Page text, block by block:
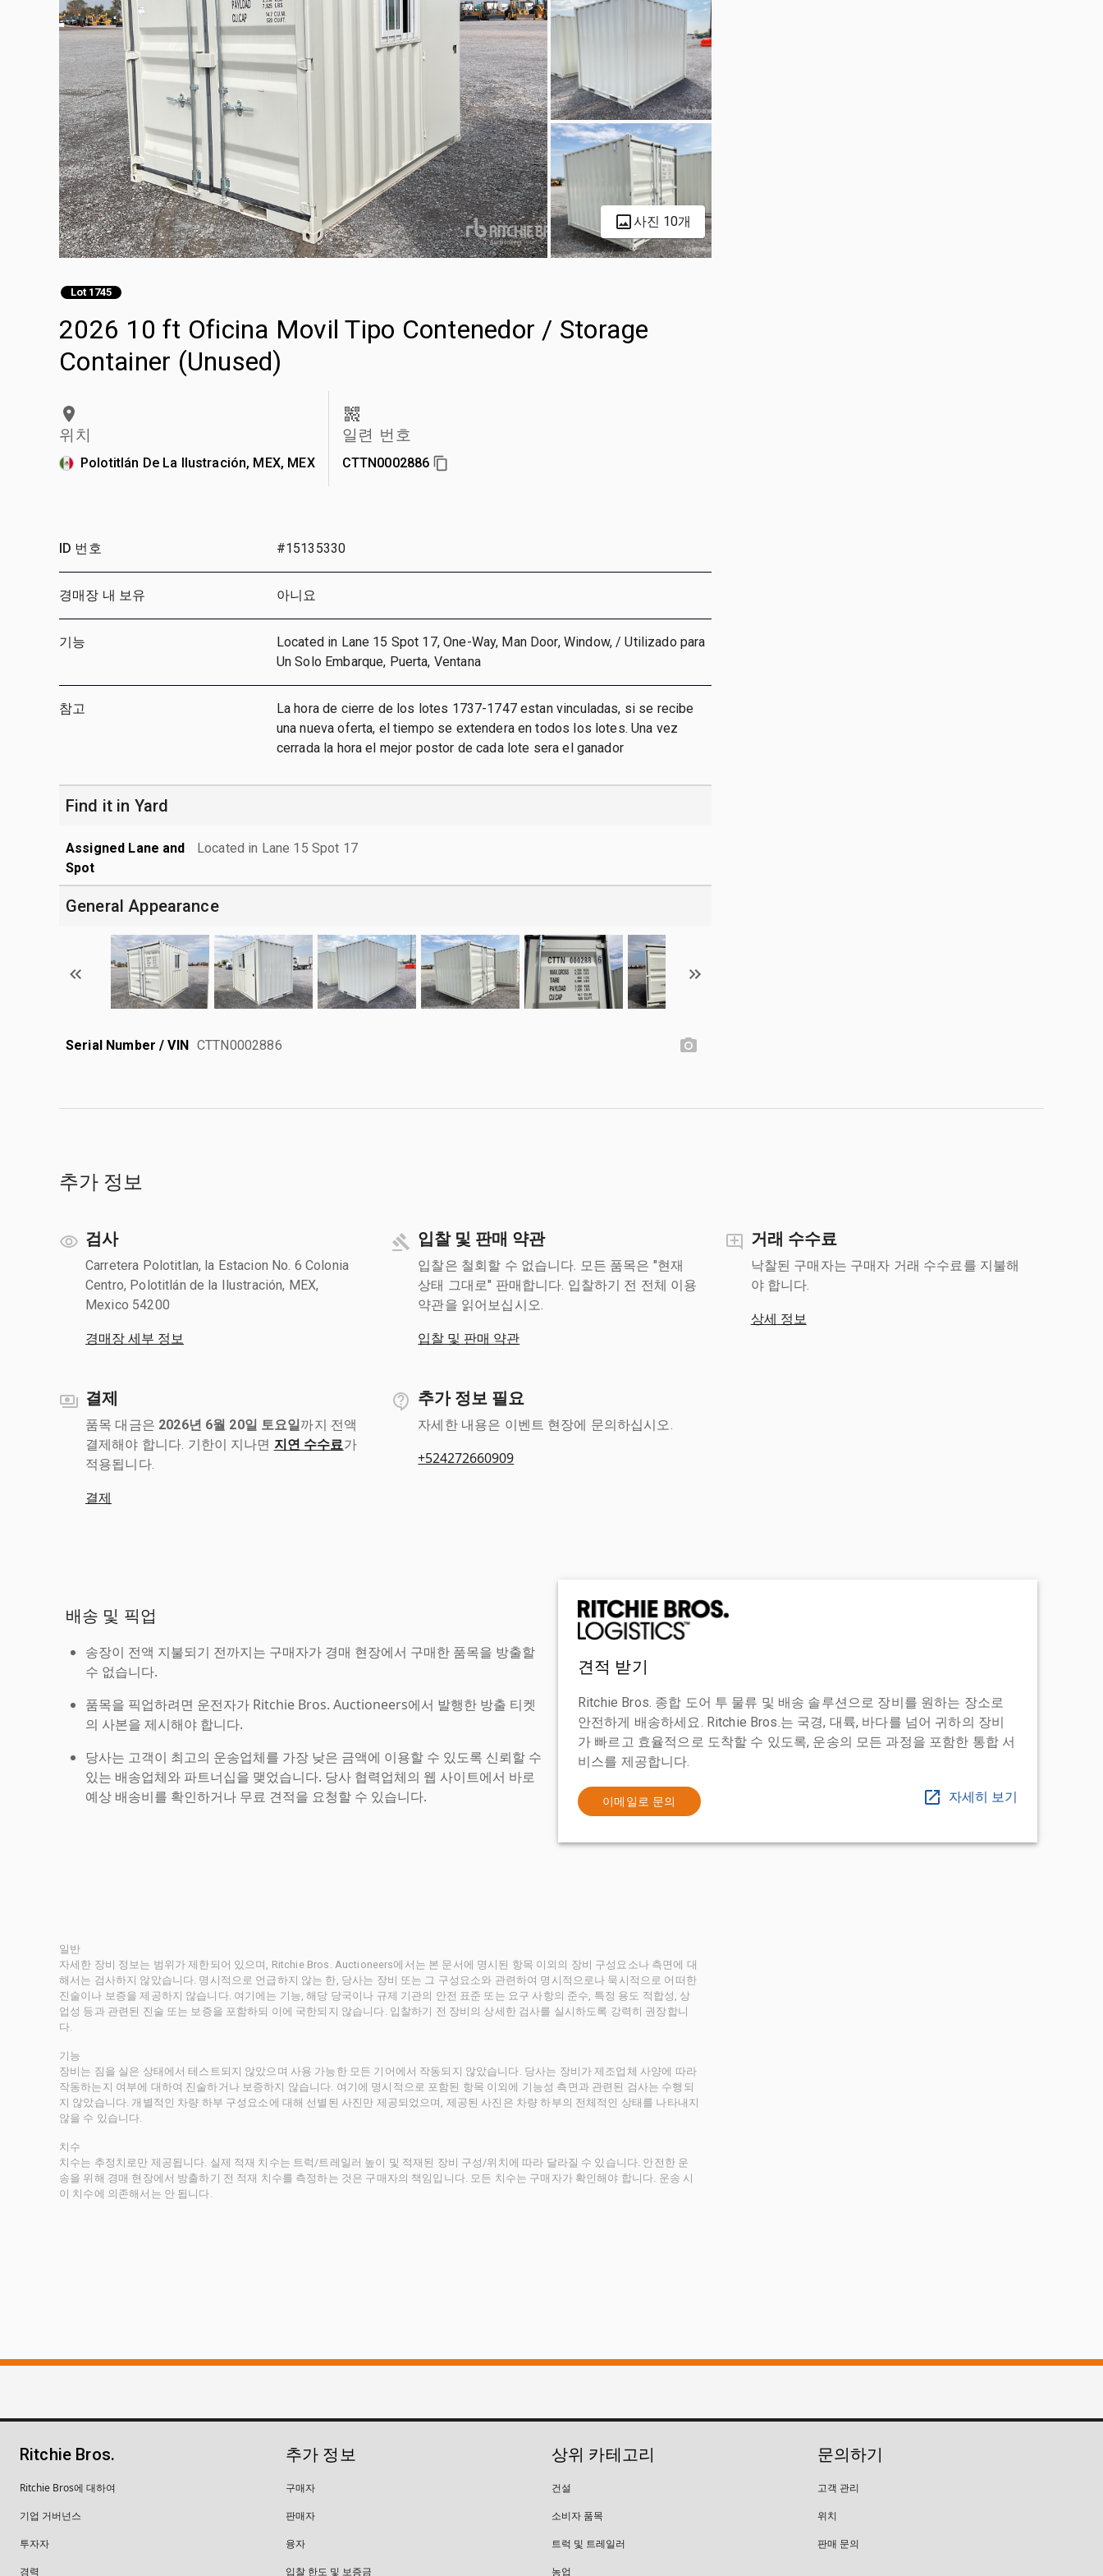
사진 10개
Lot 1745
2026 10 ft Oficina Movil Tipo Contenedor / Storage
Container (Unused)
위치
Polotitlán De La Ilustración, MEX, MEX
일련 번호
CTTN0002886
ID 번호 #15135330
경매장 내 보유 아니요
기능
Located in Lane 15 Spot 17, One-Way, Man Door, Window, / Utilizado para
Un Solo Embarque, Puerta, Ventana
참고
La hora de cierre de los lotes 1737-1747 estan vinculadas, si se recibe
una nueva oferta, el tiempo se extendera en todos los lotes. Una vez
cerrada la hora el mejor postor de cada lote sera el ganador
Find it in Yard
Assigned Lane and
Spot
Located in Lane 15 Spot 17
General Appearance
Serial Number / VIN CTTN0002886
추가 정보
검사
Carretera Polotitlan, la Estacion No. 6 Colonia
Centro, Polotitlán de la Ilustración, MEX,
Mexico 54200
경매장 세부 정보
입찰 및 판매 약관
입찰은 철회할 수 없습니다. 모든 품목은 "현재
상태 그대로" 판매합니다. 입찰하기 전 전체 이용
약관을 읽어보십시오.
입찰 및 판매 약관
거래 수수료
낙찰된 구매자는 구매자 거래 수수료를 지불해
야 합니다.
상세 정보
결제
품목 대금은 2026년 6월 20일 토요일까지 전액
결제해야 합니다. 기한이 지나면 지연 수수료 가
적용됩니다.
결제
추가 정보 필요
자세한 내용은 이벤트 현장에 문의하십시오.
+524272660909
배송 및 픽업
송장이 전액 지불되기 전까지는 구매자가 경매 현장에서 구매한 품목을 방출할
수 없습니다.
품목을 픽업하려면 운전자가 Ritchie Bros. Auctioneers에서 발행한 방출 티켓
의 사본을 제시해야 합니다.
당사는 고객이 최고의 운송업체를 가장 낮은 금액에 이용할 수 있도록 신뢰할 수
있는 배송업체와 파트너십을 맺었습니다. 당사 협력업체의 웹 사이트에서 바로
예상 배송비를 확인하거나 무료 견적을 요청할 수 있습니다.
견적 받기
Ritchie Bros. 종합 도어 투 물류 및 배송 솔루션으로 장비를 원하는 장소로
안전하게 배송하세요. Ritchie Bros.는 국경, 대륙, 바다를 넘어 귀하의 장비
가 빠르고 효율적으로 도착할 수 있도록, 운송의 모든 과정을 포함한 통합 서
비스를 제공합니다.
이메일로 문의 자세히 보기
일반
자세한 장비 정보는 범위가 제한되어 있으며, Ritchie Bros. Auctioneers에서는 본 문서에 명시된 항목 이외의 장비 구성요소나 측면에 대
해서는 검사하지 않았습니다. 명시적으로 언급하지 않는 한, 당사는 장비 또는 그 구성요소와 관련하여 명시적으로나 묵시적으로 어떠한
진술이나 보증을 제공하지 않습니다. 여기에는 기능, 해당 당국이나 규제 기관의 안전 표준 또는 요구 사항의 준수, 특정 용도 적합성, 상
업성 등과 관련된 진술 또는 보증을 포함하되 이에 국한되지 않습니다. 입찰하기 전 장비의 상세한 검사를 실시하도록 강력히 권장합니
다.
기능
장비는 짐을 실은 상태에서 테스트되지 않았으며 사용 가능한 모든 기어에서 작동되지 않았습니다. 당사는 장비가 제조업체 사양에 따라
작동하는지 여부에 대하여 진술하거나 보증하지 않습니다. 여기에 명시적으로 포함된 항목 이외에 기능성 측면과 관련된 검사는 수행되
지 않았습니다. 개별적인 차량 하부 구성요소에 대해 선별된 사진만 제공되었으며, 제공된 사진은 차량 하부의 전체적인 상태를 나타내지
않을 수 있습니다.
치수
치수는 추정치로만 제공됩니다. 실제 적재 치수는 트럭/트레일러 높이 및 적재된 장비 구성/위치에 따라 달라질 수 있습니다. 안전한 운
송을 위해 경매 현장에서 방출하기 전 적재 치수를 측정하는 것은 구매자의 책임입니다. 모든 치수는 구매자가 확인해야 합니다. 운송 시
이 치수에 의존해서는 안 됩니다.
Ritchie Bros.
Ritchie Bros에 대하여
기업 거버넌스
투자자
경력
추가 정보
구매자
판매자
융자
입찰 한도 및 보증금
상위 카테고리
건설
소비자 품목
트럭 및 트레일러
농업
문의하기
고객 관리
위치
판매 문의